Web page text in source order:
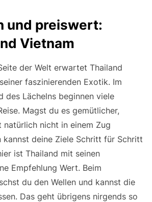
und preiswert:
Vietnam
der Welt erwartet Thailand
faszinierenden Exotik. Im
des Lächelns beginnen viele
Magst du es gemütlicher,
natürlich nicht in einem Zug
kannst deine Ziele Schritt für Schritt
ist Thailand mit seinen
Empfehlung Wert. Beim
du den Wellen und kannst die
Das geht übrigens nirgends so